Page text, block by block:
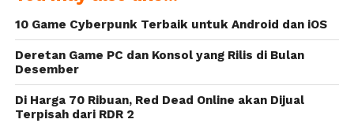
Variasinya
Spesifikasi PC
10 Game Cyberpunk Terbaik untuk Android dan iOS
Deretan Game PC dan Konsol yang Rilis di Bulan
Desember
Di Harga 70 Ribuan, Red Dead Online akan Dijual
Terpisah dari RDR 2